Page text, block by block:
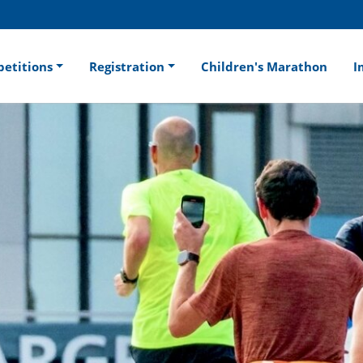
Registration Children's Marathon